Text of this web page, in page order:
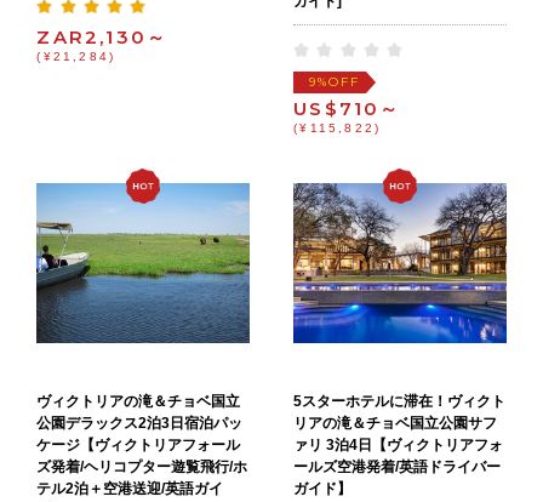
ZAR2,130～
(¥21,284)
9%OFF
US$710～
(¥115,822)
ヴィクトリアの滝＆チョベ国立
公園デラックス2泊3日宿泊パッ
ケージ【ヴィクトリアフォール
ズ発着/ヘリコプター遊覧飛行/ホ
テル2泊＋空港送迎/英語ガイ
5スターホテルに滞在！ヴィクト
リアの滝＆チョベ国立公園サフ
ァリ 3泊4日【ヴィクトリアフォ
ールズ空港発着/英語ドライバー
ガイド】